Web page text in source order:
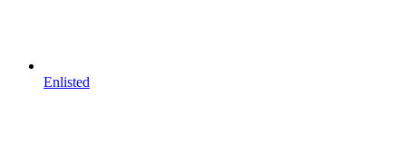
Enlisted